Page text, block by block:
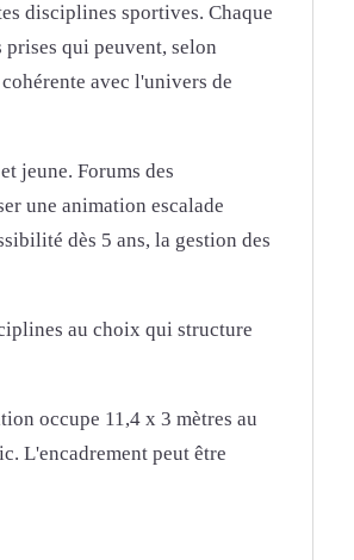
disciplines sportives. Chaque
qui peuvent, selon
avec l'univers de
jeune. Forums des
une animation escalade
dès 5 ans, la gestion des
au choix qui structure
occupe 11,4 x 3 mètres au
L'encadrement peut être